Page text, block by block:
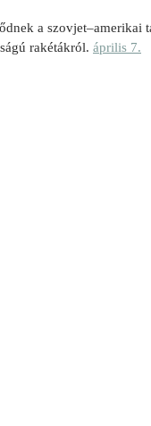
a szovjet–amerikai
rakétákról. április 7.